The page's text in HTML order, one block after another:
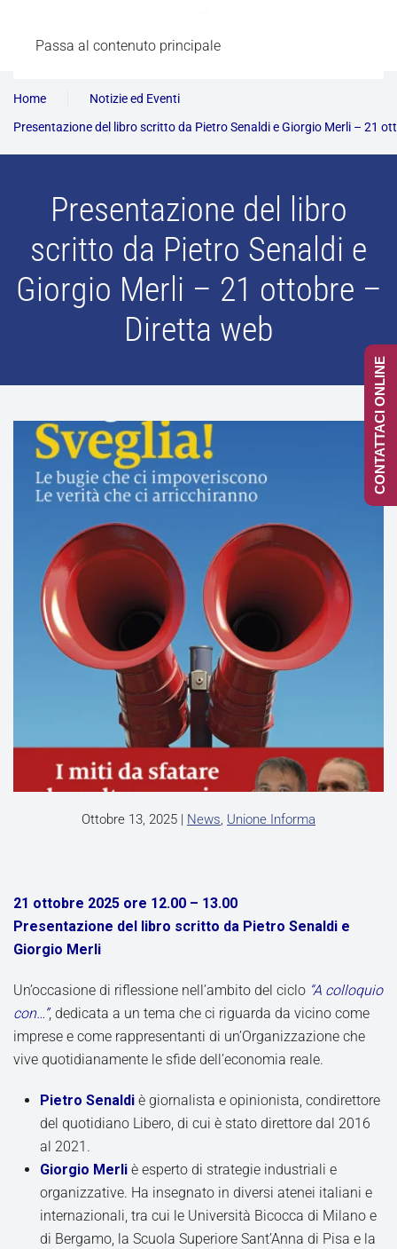
Passa al contenuto principale
Home
Notizie ed Eventi
Presentazione del libro scritto da Pietro Senaldi e Giorgio Merli – 21
Presentazione del libro
scritto da Pietro Senaldi e
Giorgio Merli – 21 ottobre –
Diretta web
Ottobre 13, 2025 | News, Unione Informa
21 ottobre 2025 ore 12.00 – 13.00
Presentazione del libro scritto da Pietro Senaldi e
Giorgio Merli
Un’occasione di riflessione nell’ambito del ciclo “A colloquio
con…”, dedicata a un tema che ci riguarda da vicino come
imprese e come rappresentanti di un’Organizzazione che
vive quotidianamente le sfide dell’economia reale.
Pietro Senaldi è giornalista e opinionista, condirettore
del quotidiano Libero, di cui è stato direttore dal 2016
al 2021.
Giorgio Merli è esperto di strategie industriali e
organizzative. Ha insegnato in diversi atenei italiani e
internazionali, tra cui le Università Bicocca di Milano e
di Bergamo, la Scuola Superiore Sant’Anna di Pisa e la
CONTATTACI ONLINE